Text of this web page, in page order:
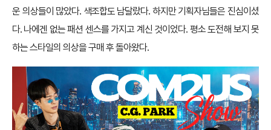
운 의상들이 많았다. 색조합도 남달랐다. 하지만 기획자님들은 진심이셨
다. 나에겐 없는 패션 센스를 가지고 계신 것이었다. 평소 도전해 보지 못
하는 스타일의 의상을 구매 후 돌아왔다.